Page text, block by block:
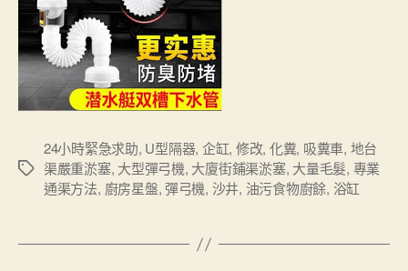
Tags
24小時緊急求助, U型隔器, 企缸, 修改, 化糞, 吸糞車, 地台
渠嚴重淤塞, 大型彈弓機, 大廈街鋪渠淤塞, 大量毛髮, 專業
通渠方法, 廚房星盤, 彈弓機, 沙井, 油污食物廚餘, 浴缸